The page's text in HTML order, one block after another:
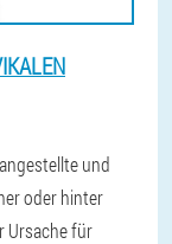
und
oder hinter
Ursache für